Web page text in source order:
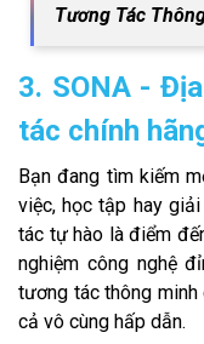
Tương Tác
3. SONA -
tác chính
Bạn đang tìm kiếm
việc, học tập hay
tác tự hào là điểm
nghiệm công nghệ
tương tác thông
cả vô cùng hấp dẫn.